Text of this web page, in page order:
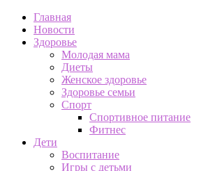
Главная
Новости
Здоровье
Молодая мама
Диеты
Женское здоровье
Здоровье семьи
Спорт
Спортивное питание
Фитнес
Дети
Воспитание
Игры с детьми